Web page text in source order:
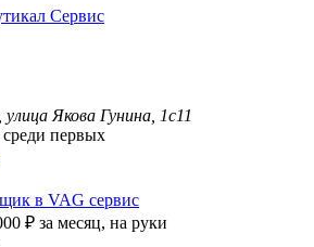
Сервис
Якова Гунина, 1с11
первых
в VAG сервис
₽ за месяц, на руки